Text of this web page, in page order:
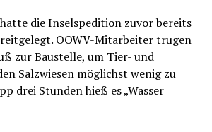
die Inselspedition zuvor bereits
OOWV-Mitarbeiter trugen
zur Baustelle, um Tier- und
Salzwiesen möglichst wenig zu
drei Stunden hieß es „Wasser